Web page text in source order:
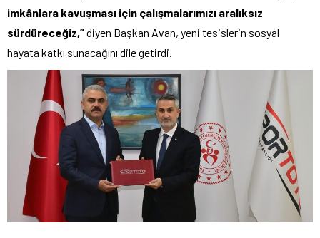
imkânlara kavuşması için çalışmalarımızı aralıksız
sürdüreceğiz,”diyen Başkan Avan, yeni tesislerin sosyal
hayata katkı sunacağını dile getirdi.